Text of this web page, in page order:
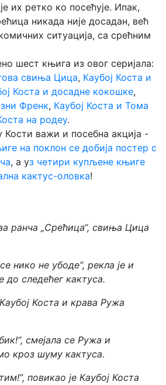
их ретко ко посећује. Ипак,
никада није досадан, већ
ситуација, са срећним
шест књига из овог серијала:
свиња Цица, Каубој Коста и
Коста и досадне кокошке,
Френк, Каубој Коста и Тома
на родеу.
Кости важи и посебна акција -
на поклон се добија постер с
, а уз четири купљене књиге
кактус-оловка!
ранча „Срећица“, свиња Цица
нико не убоде“, рекла је и
до следећег кактуса.
Коста и крава Ружа
смејала се Ружа и
кроз шуму кактуса.
повикао је Каубој Коста